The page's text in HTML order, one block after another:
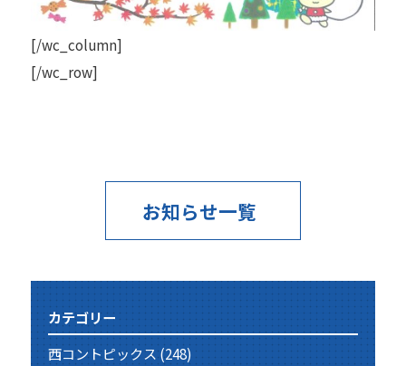
[/wc_column]
[/wc_row]
お知らせ一覧
カテゴリー
西コントピックス(248)